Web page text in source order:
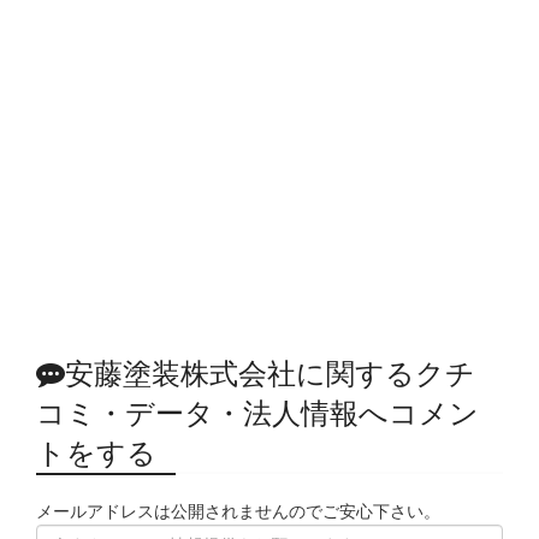
安藤塗装株式会社に関するクチ
コミ・データ・法人情報へコメン
トをする
メールアドレスは公開されませんのでご安心下さい。